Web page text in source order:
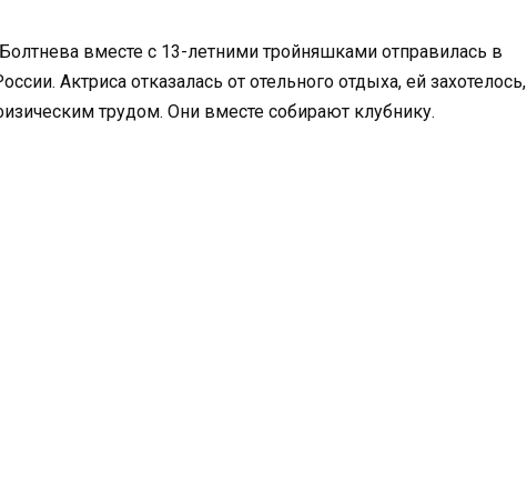
вместе с 13-летними тройняшками отправилась в
Актриса отказалась от отельного отдыха, ей захотелось,
трудом. Они вместе собирают клубнику.